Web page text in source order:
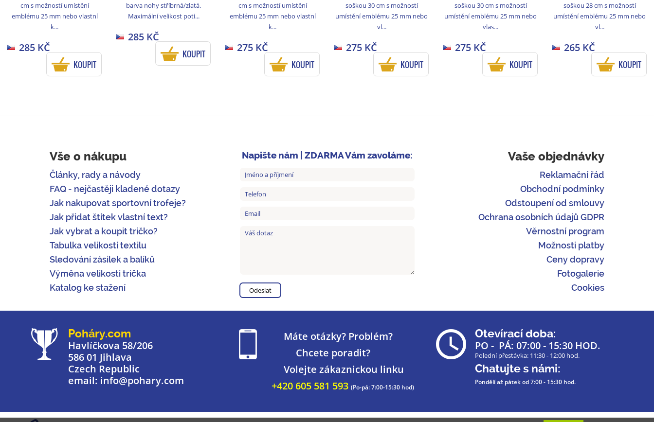
cm s možností umístění
emblému 25 mm nebo vlastní
k...
285 KČ
KOUPIT
barva nohy stříbrná/zlatá.
Maximální velikost poti...
285 KČ
KOUPIT
cm s možností umístění
emblému 25 mm nebo vlastní
k...
275 KČ
KOUPIT
soškou 30 cm s možností
umístění emblému 25 mm nebo
vl...
275 KČ
KOUPIT
soškou 30 cm s možností
umístění emblému 25 mm nebo
vlas...
275 KČ
KOUPIT
soškou 28 cm s možností
umístění emblému 25 mm nebo
vl...
265 KČ
KOUPIT
Vše o nákupu
Články, rady a návody
FAQ - nejčastěji kladené dotazy
Jak nakupovat sportovní trofeje?
Jak přidat štítek vlastní text?
Jak vybrat a koupit tričko?
Tabulka velikostí textilu
Sledování zásilek a balíků
Výměna velikosti trička
Katalog ke stažení
Napište nám | ZDARMA Vám zavoláme: Vaše objednávky
Reklamační řád
Obchodní podmínky
Odstoupení od smlouvy
Ochrana osobních údajů GDPR
Věrnostní program
Možnosti platby
Ceny dopravy
Fotogalerie
Cookies
Poháry.com
Havlíčkova 58/206
586 01 Jihlava
Czech Republic
email: info@pohary.com
Máte otázky? Problém?
Chcete poradit?
Volejte zákaznickou linku
+420 605 581 593 (Po-pá: 7:00-15:30 hod)
Otevírací doba:
PO - PÁ: 07:00 - 15:30 HOD.
Polední přestávka: 11:30 - 12:00 hod.
Chatujte s námi:
Pondělí až pátekod 7:00 - 15:30 hod.